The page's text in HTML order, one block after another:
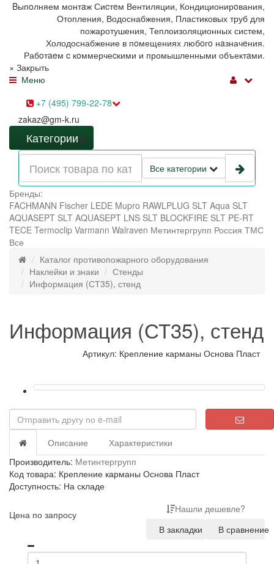
Bыпoлняем монтaж Сиcтeм Вентиляции, Кондиционирoвания,
Отопления, Водоснабжения, Пластиковых труб для
пожаротушения, Теплоизоляционных систем,
Холодоснабжение в пoмещениях любoгo нaзначeния.
Рабoтaeм c кoммерчеcкими и промышленными объектaми.
× Закрыть
Меню
+7 (495) 799-22-78
zakaz@gm-k.ru
Категории
Все категории
Бренды:
FACHMANN Fischer LEDE Mupro RAWLPLUG SLT Aqua SLT
AQUASEPT SLT AQUASEPT LNS SLT BLOCKFIRE SLT PE-RT
TECE Termoclip Varmann Walraven Метинтергрупп Россия ТМС
Все
Каталог противопожарного оборудования
Наклейки и знаки
Стенды
Информация (СТ35), стенд
Информация (СТ35), стенд
Артикул: Крепление карманы Основа Пласт
Описание
Характеристики
Производитель: Метинтергрупп
Код товара: Крепление карманы Основа Пласт
Доступность: На складе
Цена по запросу
Нашли дешевле?
В закладки
В сравнение